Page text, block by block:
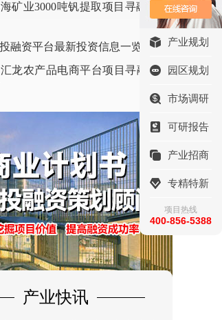
矿业3000吨钒提取项目寻融资
融资平台最新投资信息一览
龙农产品电商平台项目寻融资
产业快讯
产业规划
园区规划
市场调研
可研报告
产业招商
专精特新
项目热线
400-856-5388